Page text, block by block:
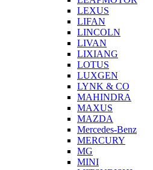
LEXUS
LIFAN
LINCOLN
LIVAN
LIXIANG
LOTUS
LUXGEN
LYNK & CO
MAHINDRA
MAXUS
MAZDA
Mercedes-Benz
MERCURY
MG
MINI